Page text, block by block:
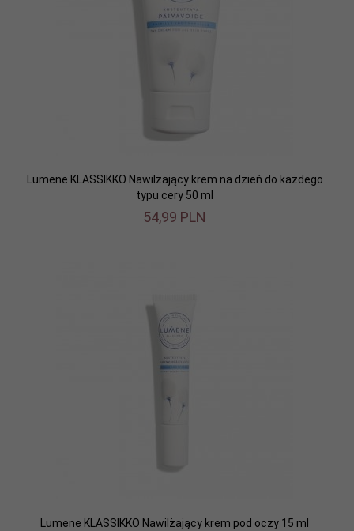
Lumene KLASSIKKO Nawilżający krem na dzień do każdego
typu cery 50 ml
54,99 PLN
Lumene KLASSIKKO Nawilżający krem pod oczy 15 ml